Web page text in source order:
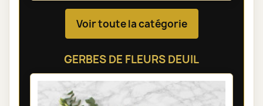
Voir toute la catégorie
GERBES DE FLEURS DEUIL